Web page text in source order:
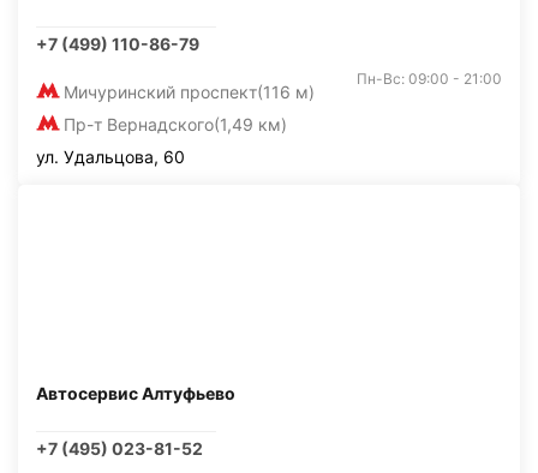
+7 (499) 110-86-79
Мичуринский проспект(116 м)
Пр-т Вернадского(1,49 км)
Пн-Вс: 09:00 - 21:00
ул. Удальцова, 60
Автосервис Алтуфьево
+7 (495) 023-81-52